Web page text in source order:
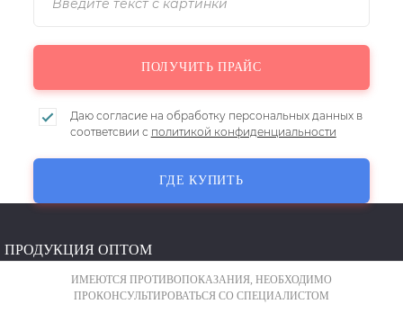
Даю согласие на обработку персональных данных в
соответсвии с политикой конфиденциальности
ГДЕ КУПИТЬ
ПРОДУКЦИЯ ОПТОМ
Мягкие контактные линзы:
ИМЕЮТСЯ ПРОТИВОПОКАЗАНИЯ, НЕОБХОДИМО
ПРОКОНСУЛЬТИРОВАТЬСЯ СО СПЕЦИАЛИСТОМ